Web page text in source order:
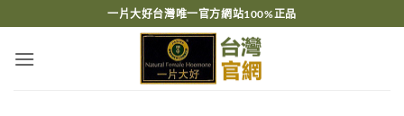
轉
一片大好台灣唯一官方網站100%正品